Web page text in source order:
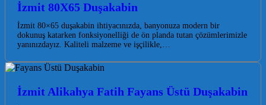
İzmit 80X65 Duşakabin
İzmit 80×65 duşakabin ihtiyacınızda, banyonuza modern bir
dokunuş katarken fonksiyonelliği de ön planda tutan çözümlerimizle
yanınızdayız. Kaliteli malzeme ve işçilikle,…
İzmit Alikahya Fatih Fayans Üstü Duşakabin